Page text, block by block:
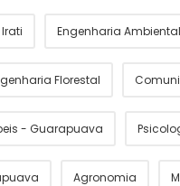
Engenharia Ambiental
Florestal
- Guarapuava
Agronomia